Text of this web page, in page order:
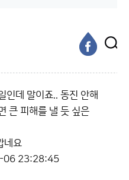
인데 말이죠.. 동진 안해
큰 피해를 낼 듯 싶은
네요
06 23:28:45